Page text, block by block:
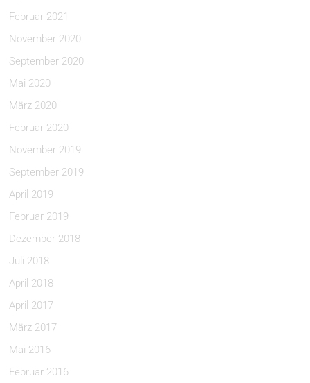
Februar 2021
November 2020
September 2020
Mai 2020
März 2020
Februar 2020
November 2019
September 2019
April 2019
Februar 2019
Dezember 2018
Juli 2018
April 2018
April 2017
März 2017
Mai 2016
Februar 2016